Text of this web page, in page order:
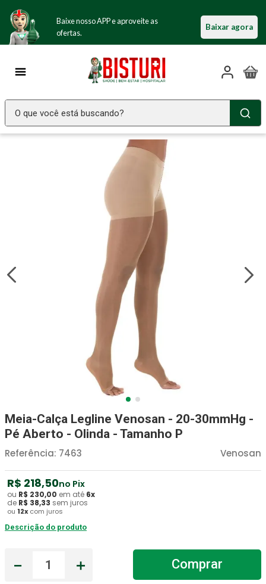
Baixe nosso APP e aproveite as
ofertas.
Baixar agora
O que você está buscando?
Meia-Calça Legline Venosan - 20-30mmHg -
Pé Aberto - Olinda - Tamanho P
Venosan
Referência: 7463
R$ 218,50no Pix
ou R$ 230,00 em até 6x
de R$ 38,33 sem juros
ou 12x com juros
Descrição do produto
＋
－ Comprar
Fralda Geriatrica
Estetoscopio Littmann
Aparelho Pressão
Absorvente Geriatrico
Cadeira Banho